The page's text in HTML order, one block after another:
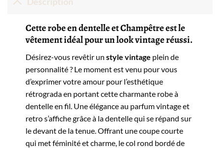
Cette robe en dentelle et Champêtre est le
vêtement idéal pour un look vintage réussi.
Désirez-vous revêtir un style vintage plein de
personnalité ? Le moment est venu pour vous
d’exprimer votre amour pour l’esthétique
rétrograda en portant cette charmante robe à
dentelle en fil. Une élégance au parfum vintage et
retro s’affiche grâce à la dentelle qui se répand sur
le devant de la tenue. Offrant une coupe courte
qui met féminité et charme, le col rond bordé de